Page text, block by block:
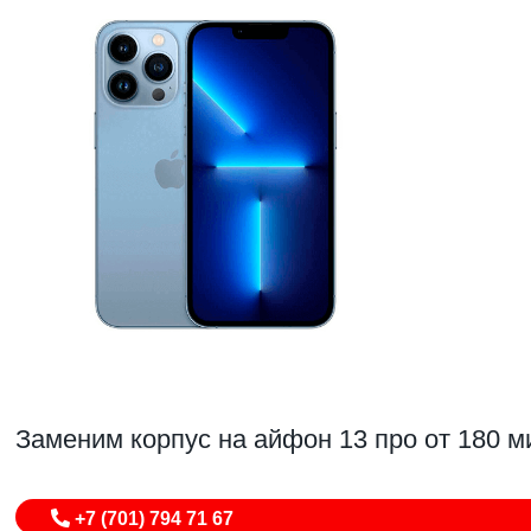
Заменим корпус на айфон 13 про от 180
+7 (701) 794 71 67